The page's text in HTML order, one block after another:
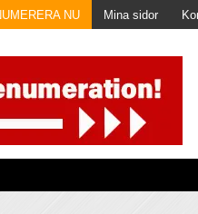
NU Mina sidor